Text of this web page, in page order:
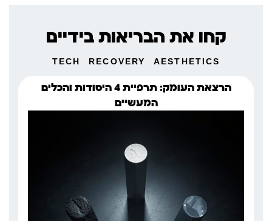
קחו את הבריאות בידיים
AESTHETICS
RECOVERY
TECH
הרצאת העומק: תרפיית 4 היסודות והכלים
המעשיים